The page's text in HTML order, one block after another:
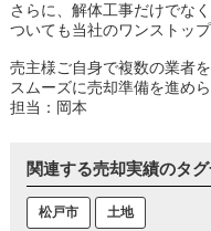
さらに、解体工事だけでな
ついても当社のワンストッ
売主様ご自身で複数の業者
スムーズに売却準備を進め
担当：岡本
関連する売却実績のタ
松戸市 土地